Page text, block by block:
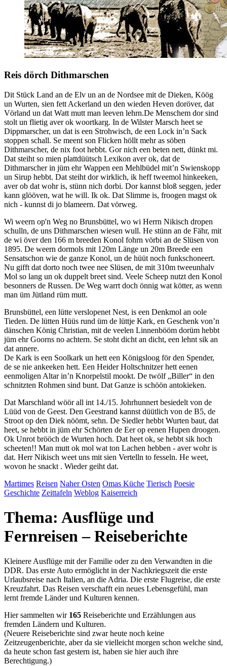
Reis dörch Dithmarschen
Dit Stück Land an de Elv un an de Nordsee mit de Dieken, Köög
un Wurten, sien fett Ackerland un den wieden Heven doröver, dat
Vörland un dat Watt mutt man leeven lehrn.De Menschem dor sind
stolt un flietig aver ok woortkarg. In de Wilster Marsch heet se
Dippmarscher, un dat is een Strohwisch, de een Lock in’n Sack
stoppen schall. Se meent son Flicken höllt mehr as söben
Dithmarscher, de nix foot hebbt. Gor nich een beten nett, dünkt mi.
Dat steiht so mien plattdüütsch Lexikon aver ok, dat de
Dithmarscher in jüm ehr Wappen een Mehlbüdel mit’n Swienskopp
un Sirup hebbt. Dat steiht dor wirklich, ik heff tweemol hinkeeken,
aver ob dat wohr is, stünn nich dorbi. Dor kannst bloß seggen, jeder
kann glööven, wat he will. Ik ok. Dat Slimme is, froogen magst ok
nich - kunnst di jo blameern. Dat vörweg.
Wi weern op'n Weg no Brunsbüttel, wo wi Herrn Nikisch dropen
schulln, de uns Dithmarschen wiesen wull. He stünn an de Fähr, mit
de wi över den 166 m breeden Konol fohrn vörbi an de Slüsen von
1895. De weern dormols mit 120m Länge un 20m Breede een
Sensatschon wie de ganze Konol, un de hüüt noch funkschoneert.
Nu gifft dat dorto noch twee nee Slüsen, de mit 310m tweeunhalv
Mol so lang un ok duppelt breet sind. Veele Scheep nutzt den Konol
besonners de Russen. De Weg warrt doch önnig wat kötter, as wenn
man üm Jütland rüm mutt.
Brunsbüttel, een lütte verslopenet Nest, is een Denkmol an oole
Tieden. De lütten Hüüs rund üm de lüttje Kark, en Geschenk von’n
dänschen König Christian, mit de veelen Linnenbööm dorüm hebbt
jüm ehr Goorns no achtern. Se stoht dicht an dicht, een lehnt sik an
dat annere.
De Kark is een Soolkark un hett een Königsloog för den Spender,
de se nie ankeeken hett. Een Heider Holtschnitzer hett eenen
eenmoligen Altar in’n Knorpelstil mookt. De twölf Biller
in den
schnitzten Rohmen sind bunt. Dat Ganze is schöön antokieken.
Dat Marschland wöör all int 14./15. Johrhunnert besiedelt von de
Lüüd von de Geest. Den Geestrand kannst düütlich von de B5, de
Stroot op den Diek nöömt, sehn. De Siedler hebbt Wurten baut, dat
heet, se hebbt in jüm ehr Schörten de Eer op eenen Hupen droogen.
Ok Unrot brööch de Wurten hoch. Dat heet ok, se hebbt sik hoch
scheeten!! Man mutt ok mol wat ton Lachen hebben - aver wohr is
dat. Herr Nikisch weet uns mit sien Vertelln to fesseln. He weet,
wovon he snackt . Wieder geiht dat.
Martimes Reisen Naher Osten Omas Küche Tierisch Poesie
Geschichte Zeittafeln Weblog Kaiserreich
Thema: Ausflüge und
Fernreisen – Reiseberichte
Kleinere Ausflüge mit der Familie oder zu den Verwandten in die
DDR. Das erste Auto ermöglicht in der Nachkriegszeit die erste
Urlaubsreise nach Italien, an die Adria. Die erste Flugreise, die erste
Kreuzfahrt. Das Reisen verschafft ein neues Lebensgefühl, man
lernt fremde Länder und Kulturen kennen.
Hier sammelten wir 165 Reiseberichte und Erzählungen aus
fremden Ländern und Kulturen.
(Neuere Reiseberichte sind zwar heute noch keine
Zeitzeugenberichte, aber da sie vielleicht morgen schon welche sind,
da heute schon fast gestern ist, haben sie hier auch ihre
Berechtigung.)